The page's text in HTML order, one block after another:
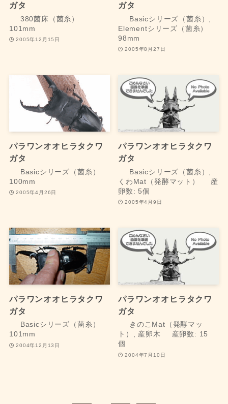
ガタ
380菌床（菌糸）
101mm
2005年12月15日
ガタ
Basicシリーズ（菌糸）,
Elementシリーズ（菌糸）
98mm
2005年8月27日
パラワンオオヒラタクワ
ガタ
Basicシリーズ（菌糸）
100mm
2005年4月26日
パラワンオオヒラタクワ
ガタ
Basicシリーズ（菌糸）,
くわMat（発酵マット）
産
卵数: 5個
2005年4月9日
パラワンオオヒラタクワ
ガタ
Basicシリーズ（菌糸）
101mm
2004年12月13日
パラワンオオヒラタクワ
ガタ
きのこMat（発酵マッ
ト）, 産卵木
産卵数: 15
個
2004年7月10日